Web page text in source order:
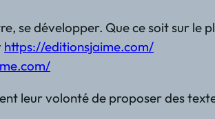
se développer. Que ce soit sur le
https://editionsjaime.com/
leur volonté de proposer des